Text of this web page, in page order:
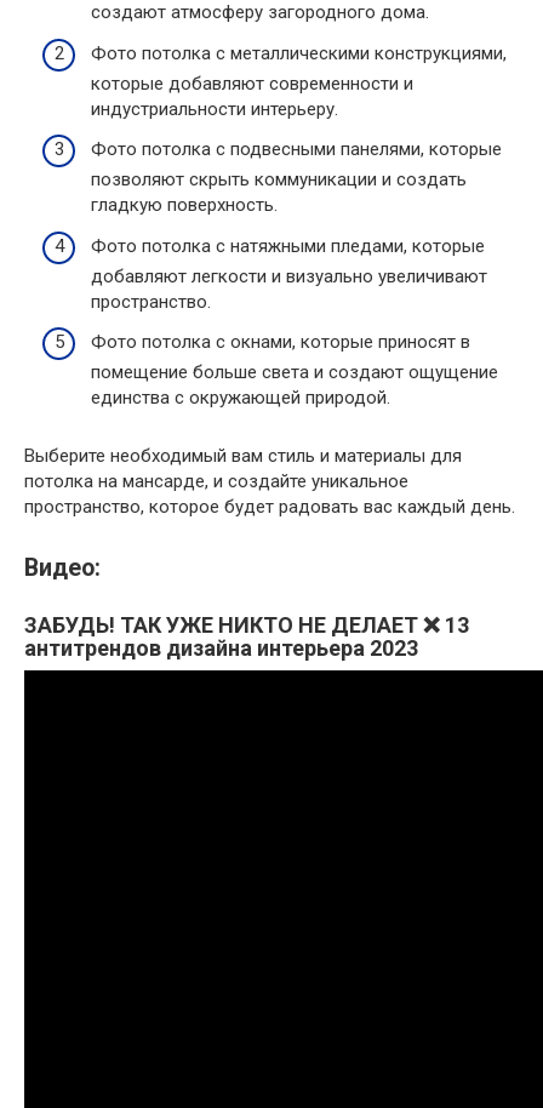
создают атмосферу загородного дома.
Фото потолка с металлическими конструкциями,
которые добавляют современности и
индустриальности интерьеру.
Фото потолка с подвесными панелями, которые
позволяют скрыть коммуникации и создать
гладкую поверхность.
Фото потолка с натяжными пледами, которые
добавляют легкости и визуально увеличивают
пространство.
Фото потолка с окнами, которые приносят в
помещение больше света и создают ощущение
единства с окружающей природой.
Выберите необходимый вам стиль и материалы для
потолка на мансарде, и создайте уникальное
пространство, которое будет радовать вас каждый день.
Видео:
ЗАБУДЬ! ТАК УЖЕ НИКТО НЕ ДЕЛАЕТ ❌ 13
антитрендов дизайна интерьера 2023